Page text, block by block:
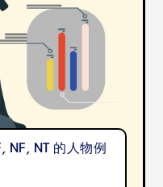
NF, NT 的人物例